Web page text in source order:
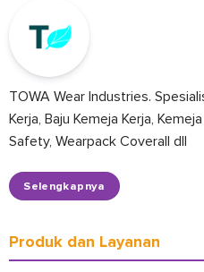
TOWA Wear Industries.
Kerja, Baju Kemeja Kerja,
Safety, Wearpack Coverall dll
Selengkapnya
Produk dan Layanan